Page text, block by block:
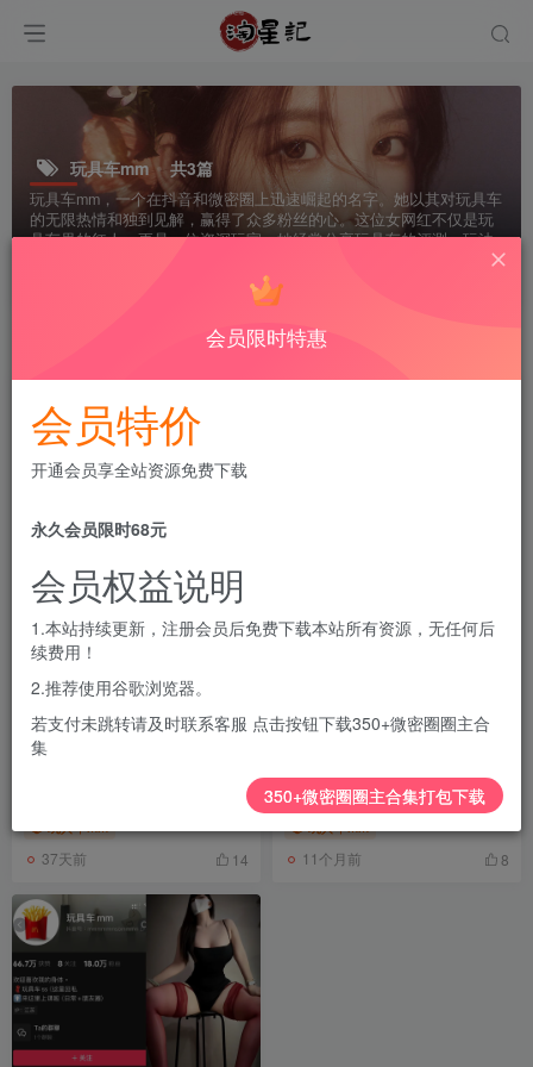
玩具车mm 共3篇
玩具车mm，一个在抖音和微密圈上迅速崛起的名字。她以其对玩具车
的无限热情和独到见解，赢得了众多粉丝的心。这位女网红不仅是玩
具车界的红人，更是一位资深玩家。她经常分享玩具车的评测、玩法
和文化知识，让你的收藏之旅更加精彩。跟随她，探索玩具车的无限
点赞 评论
37天前 14
NO.001期 【8P2V】最新至：
2024.9.14
11个月前 8
会员限时特惠
会员特价
开通会员享全站资源免费下载
永久会员限时68元
会员权益说明
1.本站持续更新，注册会员后免费下载本站所有资源，无任何后
续费用！
2.推荐使用谷歌浏览器。
若支付未跳转请及时联系客服 点击按钮下载350+微密圈圈主合
集
350+微密圈圈主合集打包下载